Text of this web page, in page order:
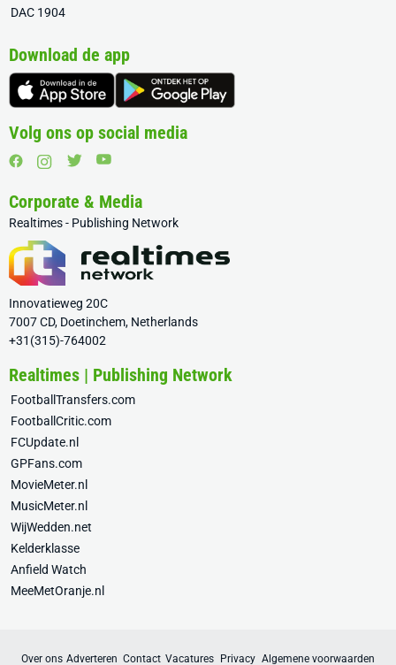
DAC 1904
Download de app
Volg ons op social media
Corporate & Media
Realtimes - Publishing Network
Innovatieweg 20C
7007 CD, Doetinchem, Netherlands
+31(315)-764002
Realtimes | Publishing Network
FootballTransfers.com
FootballCritic.com
FCUpdate.nl
GPFans.com
MovieMeter.nl
MusicMeter.nl
WijWedden.net
Kelderklasse
Anfield Watch
MeeMetOranje.nl
Over ons Adverteren Contact Vacatures Privacy Algemene voorwaarden